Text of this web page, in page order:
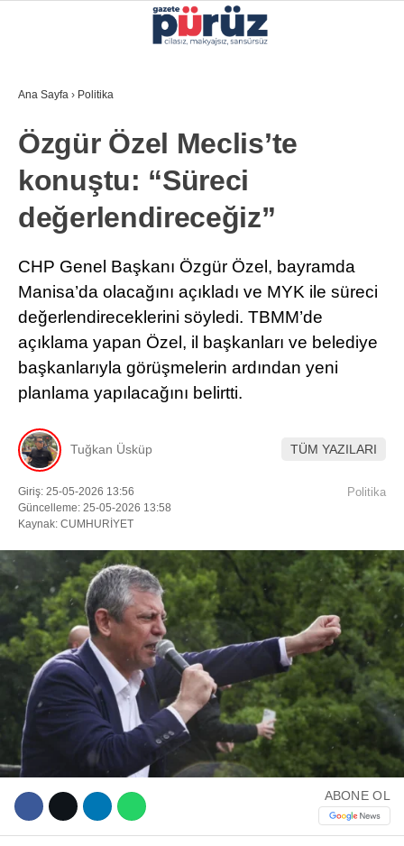
Facebook
Youtube
TikTok
29.6
YEREL YÖNETIMLER
GÜNCEL
EKONOMI
SAĞLIK
KÜLTÜR-SANAT
SPOR
DIĞER
Ana Sayfa › Politika
Özgür Özel Meclis’te
konuştu: “Süreci
değerlendireceğiz”
CHP Genel Başkanı Özgür Özel, bayramda
Manisa’da olacağını açıkladı ve MYK ile süreci
değerlendireceklerini söyledi. TBMM’de
açıklama yapan Özel, il başkanları ve belediye
başkanlarıyla görüşmelerin ardından yeni
planlama yapılacağını belirtti.
Tuğkan Üsküp TÜM YAZILARI
Giriş: 25-05-2026 13:56
Güncelleme: 25-05-2026 13:58
Kaynak: CUMHURİYET
Politika
ABONE OL